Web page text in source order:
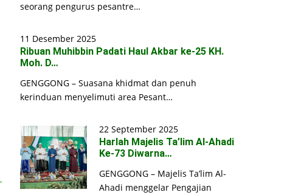
seorang pengurus pesantre…
11 Desember 2025
Ribuan Muhibbin Padati Haul Akbar ke-25 KH.
Moh. D…
GENGGONG – Suasana khidmat dan penuh
kerinduan menyelimuti area Pesant…
22 September 2025
Harlah Majelis Ta’lim Al-Ahadi
Ke-73 Diwarna…
GENGGONG – Majelis Ta’lim Al-
Ahadi menggelar Pengajian